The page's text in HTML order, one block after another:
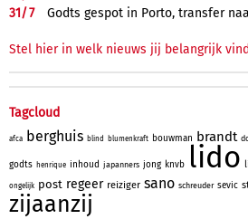
31/7 Godts gespot in Porto, transfer
Stel hier in welk nieuws jij belangrijk
Tagcloud
afca berghuis blind blumenkraft bouwman brandt
godts henrique inhoud japanners jong knvb lido
ongelijk post regeer reiziger sano schreuder sevic
zijaanzij